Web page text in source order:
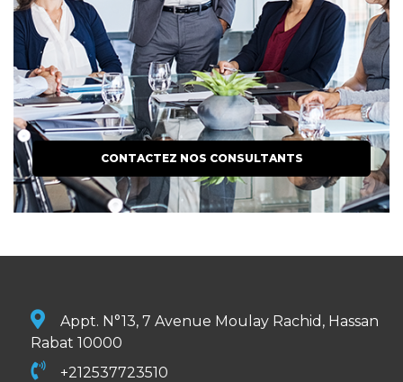
CONTACTEZ NOS CONSULTANTS
Appt. N°13, 7 Avenue Moulay Rachid, Hassan
Rabat 10000
+212537723510